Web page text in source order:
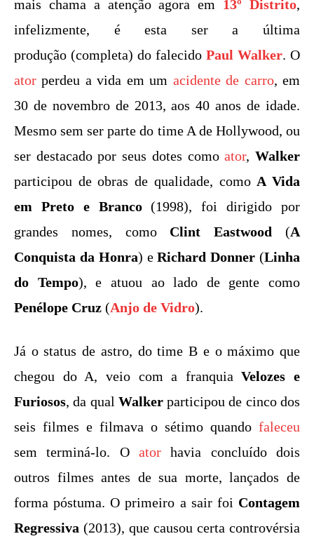
mais chama a atenção agora em 13º Distrito,
infelizmente, é esta ser a última
produção (completa) do falecido Paul Walker. O
ator perdeu a vida em um acidente de carro, em
30 de novembro de 2013, aos 40 anos de idade.
Mesmo sem ser parte do time A de Hollywood, ou
ser destacado por seus dotes comoator,Walker
participou de obras de qualidade, como A Vida
em Preto e Branco(1998), foi dirigido por
grandes nomes, como Clint Eastwood (A
Conquista da Honra) eRichard Donner (Linha
do Tempo), e atuou ao lado de gente como
Penélope Cruz (Anjo de Vidro).
Já o status de astro, do time B e o máximo que
chegou do A, veio com a franquiaVelozes e
Furiosos, da qual Walkerparticipou de cinco dos
seis filmes e filmava o sétimo quando faleceu
sem terminá-lo. O ator havia concluído dois
outros filmes antes de sua morte, lançados de
forma póstuma. O primeiro a sair foi Contagem
Regressiva (2013), que causou certa controvérsia